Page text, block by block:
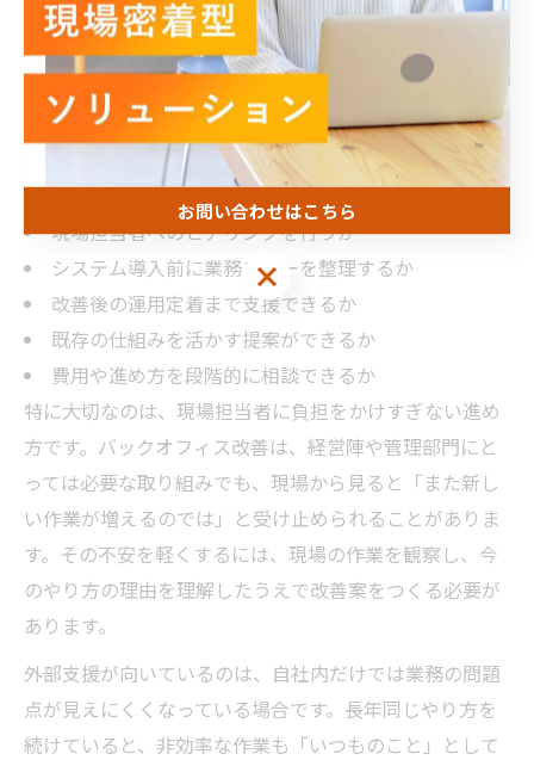
と、現場に無理が出ることがあります。
確認したいポイントは、主に次の通りです。
食品製造業の受発注や在庫の特徴を理解しているか
紙・FAX・Excelが残る理由を否定せず確認してくれる
か
現場担当者へのヒアリングを行うか
システム導入前に業務フローを整理するか
改善後の運用定着まで支援できるか
既存の仕組みを活かす提案ができるか
費用や進め方を段階的に相談できるか
特に大切なのは、現場担当者に負担をかけすぎない進め
方です。バックオフィス改善は、経営陣や管理部門にと
っては必要な取り組みでも、現場から見ると「また新し
い作業が増えるのでは」と受け止められることがありま
す。その不安を軽くするには、現場の作業を観察し、今
のやり方の理由を理解したうえで改善案をつくる必要が
あります。
外部支援が向いているのは、自社内だけでは業務の問題
点が見えにくくなっている場合です。長年同じやり方を
続けていると、非効率な作業も「いつものこと」として
お問い合わせはこちら
お問い合わせはこちら